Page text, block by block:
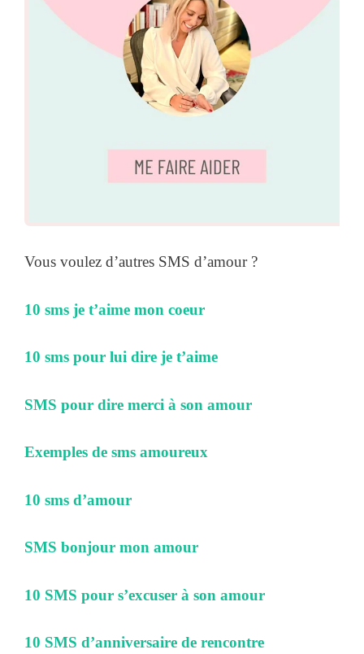
Vous voulez d’autres SMS d’amour ?
10 sms je t’aime mon coeur
10 sms pour lui dire je t’aime
SMS pour dire merci à son amour
Exemples de sms amoureux
10 sms d’amour
SMS bonjour mon amour
10 SMS pour s’excuser à son amour
10 SMS d’anniversaire de rencontre